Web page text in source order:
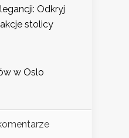
Odkryj
stolicy
w Oslo